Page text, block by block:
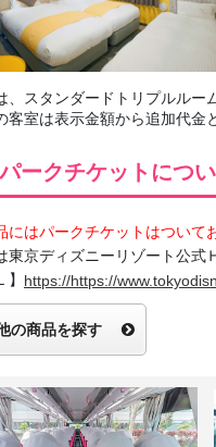
、スタンダードトリプルルー
室は表示金額から追加代金
パークチケットにつ
にはパークチケットはついて
東京ディズニーリゾート公式
】 https://https://
の商品を探す